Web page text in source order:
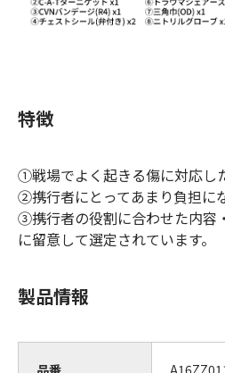
特徴
①戦場でよく起きる傷に対応し
②携行者にとってあまり負担に
③携行者の役割に合わせた内容
に留意して選定されています。
製品情報